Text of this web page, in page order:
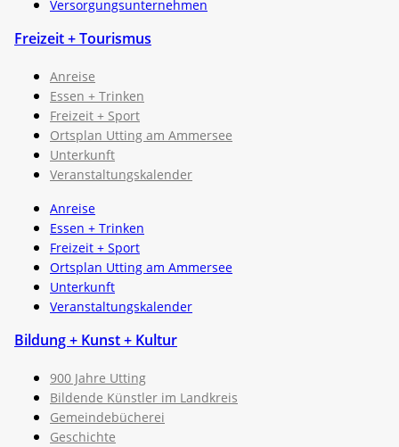
Versorgungsunternehmen
Freizeit + Tourismus
Anreise
Essen + Trinken
Freizeit + Sport
Ortsplan Utting am Ammersee
Unterkunft
Veranstaltungskalender
Anreise
Essen + Trinken
Freizeit + Sport
Ortsplan Utting am Ammersee
Unterkunft
Veranstaltungskalender
Bildung + Kunst + Kultur
900 Jahre Utting
Bildende Künstler im Landkreis
Gemeindebücherei
Geschichte